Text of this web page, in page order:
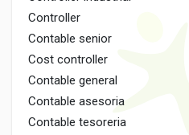
Controller
Contable senior
Cost controller
Contable general
Contable asesoria
Contable tesoreria